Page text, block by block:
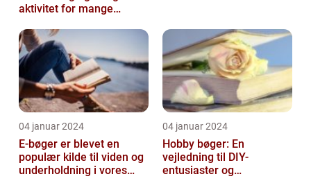
aktivitet for mange
04 januar 2024
E-bøger er blevet en
populær kilde til viden og
underholdning i vores
04 januar 2024
Hobby bøger: En
vejledning til DIY-
entusiaster og